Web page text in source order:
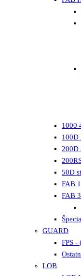
1000
100D
200D
50D
FAB
FAB
GUARD
FPS -
LOB